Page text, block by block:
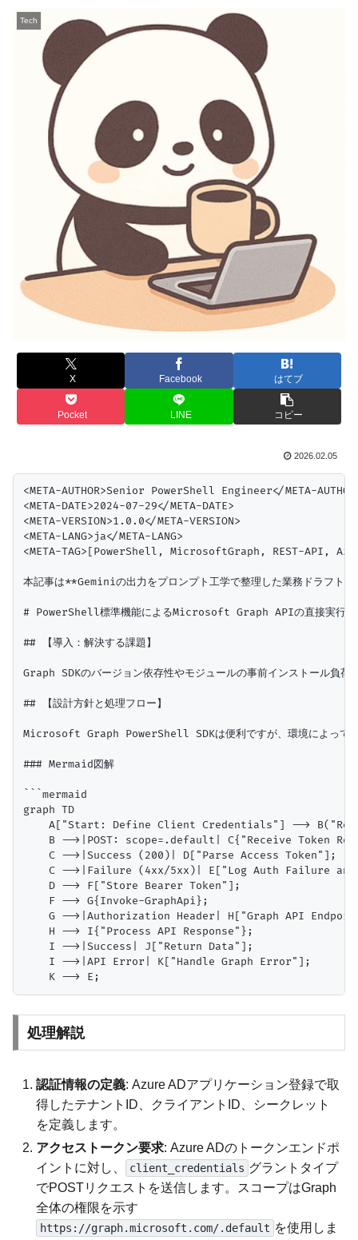
Tech
X Facebook はてブ
Pocket LINE コピー
2026.02.05
<META-AUTHOR>Senior PowerShell Engineer</META-
<META-DATE>2024-07-29</META-DATE>
<META-VERSION>1.0.0</META-VERSION>
<META-LANG>ja</META-LANG>
<META-TAG>[PowerShell, MicrosoftGraph, REST-API,
本記事は**Geminiの出力をプロンプト工学で整理した業務ドラフト
# PowerShell標準機能によるMicrosoft Graph APIの直接実行と
## 【導入：解決する課題】
Graph SDKのバージョン依存性やモジュールの事前インストール負
## 【設計方針と処理フロー】
Microsoft Graph PowerShell SDKは便利ですが、環境によっては
### Mermaid図解
```mermaid
graph TD
A["Start: Define Client Credentials"] -->
B -->|POST: scope=.default| C{"Receive Token
    C -->|Success (200)| D["Parse Access Token"];
C -->|Failure (4xx/5xx)| E["Log Auth Failure
    D --> F["Store Bearer Token"];
    F --> G{Invoke-GraphApi};
G -->|Authorization Header| H["Graph API
    H --> I{"Process API Response"};
    I -->|Success| J["Return Data"];
    I -->|API Error| K["Handle Graph Error"];
処理解説
認証情報の定義: Azure ADアプリケーション登録で取
得したテナントID、クライアントID、シークレット
を定義します。
アクセストークン要求: Azure ADのトークンエンドポ
イントに対し、
client_credentials グラントタイプ
でPOSTリクエストを送信します。スコープはGraph
全体の権限を示す
https://graph.microsoft.com/.default を使用しま